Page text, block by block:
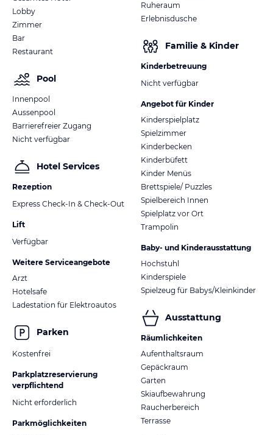
Lobby
Zimmer
Bar
Restaurant
Pool
Innenpool
Aussenpool
Barrierefreier Zugang
Nicht verfügbar
Hotel Services
Rezeption
Express Check-In & Check-Out
Lift
Verfügbar
Weitere Serviceangebote
Arzt
Hotelsafe
Ladestation für Elektroautos
Parken
Kostenfrei
Parkplatzreservierung
verpflichtend
Nicht erforderlich
Parkmöglichkeiten
Ruheraum
Erlebnisdusche
Familie & Kinder
Kinderbetreuung
Nicht verfügbar
Angebot für Kinder
Kinderspielplatz
Spielzimmer
Kinderbecken
Kinderbüfett
Kinder Menüs
Brettspiele/ Puzzles
Spielbereich Innen
Spielplatz vor Ort
Trampolin
Baby- und Kinderausstattung
Hochstuhl
Kinderspiele
Spielzeug für Babys/Kleinkinder
Ausstattung
Räumlichkeiten
Aufenthaltsraum
Gepäckraum
Garten
Skiaufbewahrung
Raucherbereich
Terrasse